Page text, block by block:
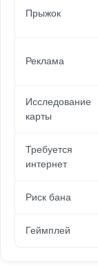
Прыжок
Реклама
Исследование
карты
Требуется
интернет
Риск бана
Геймплей